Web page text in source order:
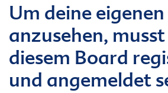
Um deine
anzusehen,
diesem Board
und angemeldet